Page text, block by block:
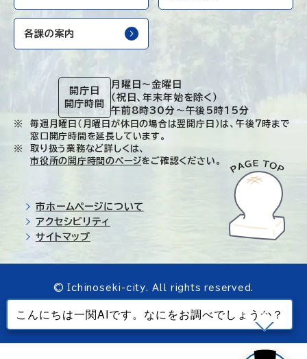
各課の案内
開庁日
開庁時間
月曜日～金曜日
（祝日、年末年始を除く）
午前8時30分～午後5時15分
毎週月曜日（月曜日が休日の場合は翌開庁日）は、午後7時まで
窓口開庁時間を延長しています。
取り扱う業務など詳しくは、
市役所の開庁時間のページをご確認ください。
市ホームページについて
アクセシビリティ
サイトマップ
© Ichinoseki-city. All rights reserved.
無断転載を禁じます。